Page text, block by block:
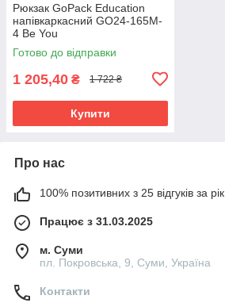
Рюкзак GoPack Education
напівкаркасний GO24-165M-
4 Be You
Готово до відправки
1 205,40 ₴ 1 722 ₴
Купити
Про нас
100% позитивних з 25 відгуків за рік
Працює з 31.03.2025
м. Суми
пл. Покровська, 9, Суми, Україна
Контакти